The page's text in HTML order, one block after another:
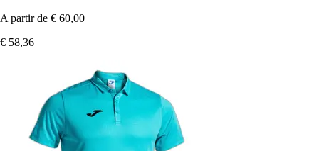
A partir de € 60,00
€ 58,36